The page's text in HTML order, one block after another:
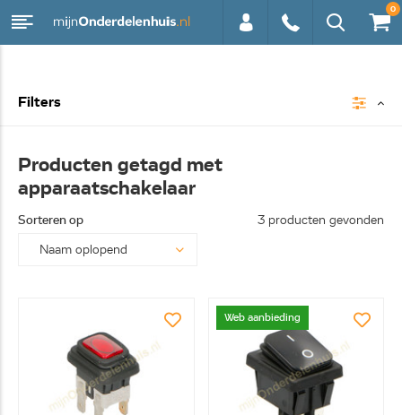
0
Filters
Producten getagd met
apparaatschakelaar
Sorteren op 3 producten gevonden
Web aanbieding